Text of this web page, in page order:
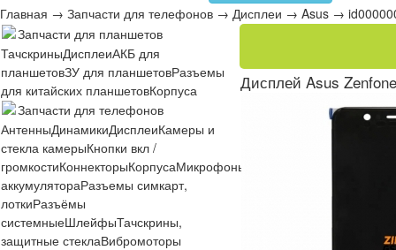
Главная → Запчасти для телефонов → Дисплеи → Asus →
Запчасти для планшетов
ТачскриныДисплеиАКБ для
планшетовЗУ для планшетовРазъемы
для китайских планшетовКорпуса
Запчасти для телефонов
АнтенныДинамикиДисплеиКамеры и
стекла камерыКнопки вкл /
громкостиКоннекторыКорпусаМикрофоны Платы
аккумулятораРазъемы симкарт,
лоткиРазъёмы
системныеШлейфыТачскрины,
защитные стеклаВибромоторы
Дисплей Asus